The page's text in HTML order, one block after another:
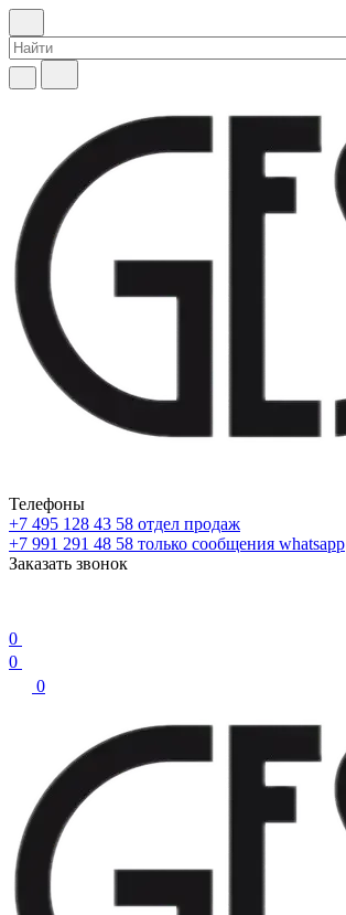
Телефоны
+7 495 128 43 58 отдел продаж
+7 991 291 48 58 только сообщения whatsapp
Заказать звонок
0
0
0